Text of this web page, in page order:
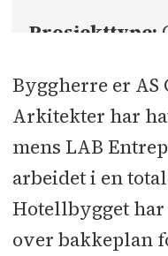
Prosjekttype:
kroner ekskl.
Bruttoareal:
Tiltakshaver:
Byggherre er AS
Arkitekter har
mens LAB
arbeidet i en
Hotellbygget har
over bakkeplan